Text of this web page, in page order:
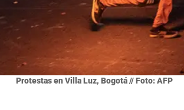
Protestas en Villa Luz, Bogotá // Foto: AFP